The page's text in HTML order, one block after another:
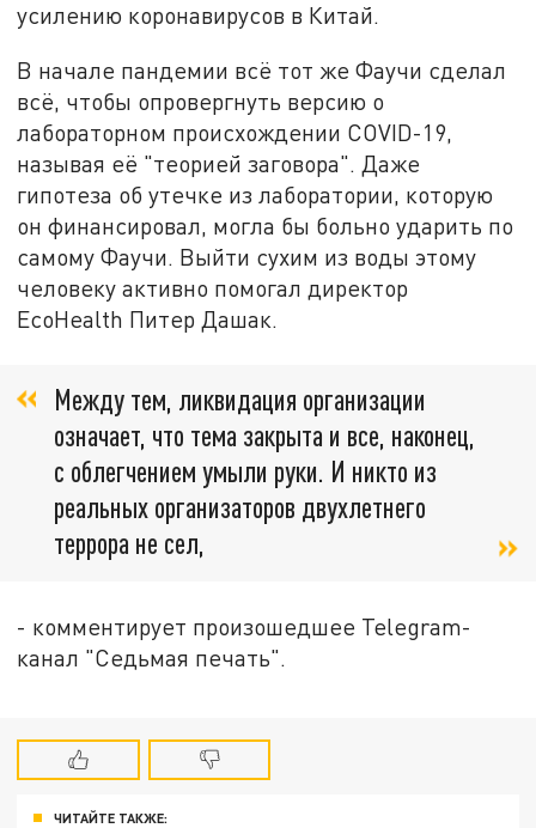
усилению коронавирусов в Китай.
В начале пандемии всё тот же Фаучи сделал
всё, чтобы опровергнуть версию о
лабораторном происхождении COVID-19,
называя её "теорией заговора". Даже
гипотеза об утечке из лаборатории, которую
он финансировал, могла бы больно ударить по
самому Фаучи. Выйти сухим из воды этому
человеку активно помогал директор
EcoHealth Питер Дашак.
Между тем, ликвидация организации
означает, что тема закрыта и все, наконец,
с облегчением умыли руки. И никто из
реальных организаторов двухлетнего
террора не сел,
- комментирует произошедшее Telegram-
канал "Седьмая печать".
ЧИТАЙТЕ ТАКЖЕ: